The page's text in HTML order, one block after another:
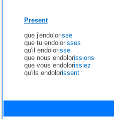
Present
que j'endolorisse
que tu endolorisses
qu'il endolorisse
que nous endolorissions
que vous endolorissiez
qu'ils endolorissent